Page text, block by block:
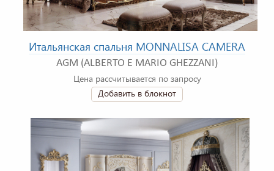
Итальянская спальня MONNALISA CAMERA
AGM (ALBERTO E MARIO GHEZZANI)
Цена рассчитывается по запросу
Добавить в блокнот